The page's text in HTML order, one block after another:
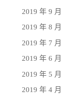
2019 年 9 月
2019 年 8 月
2019 年 7 月
2019 年 6 月
2019 年 5 月
2019 年 4 月